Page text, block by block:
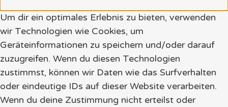
Um dir ein optimales Erlebnis zu bieten, verwenden
wir Technologien wie Cookies, um
Geräteinformationen zu speichern und/oder darauf
zuzugreifen. Wenn du diesen Technologien
zustimmst, können wir Daten wie das Surfverhalten
oder eindeutige IDs auf dieser Website verarbeiten.
Wenn du deine Zustimmung nicht erteilst oder